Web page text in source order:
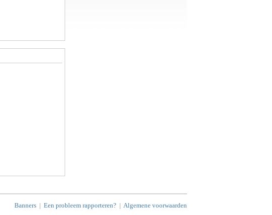
Banners | Een probleem rapporteren? | Algemene voorwaarden